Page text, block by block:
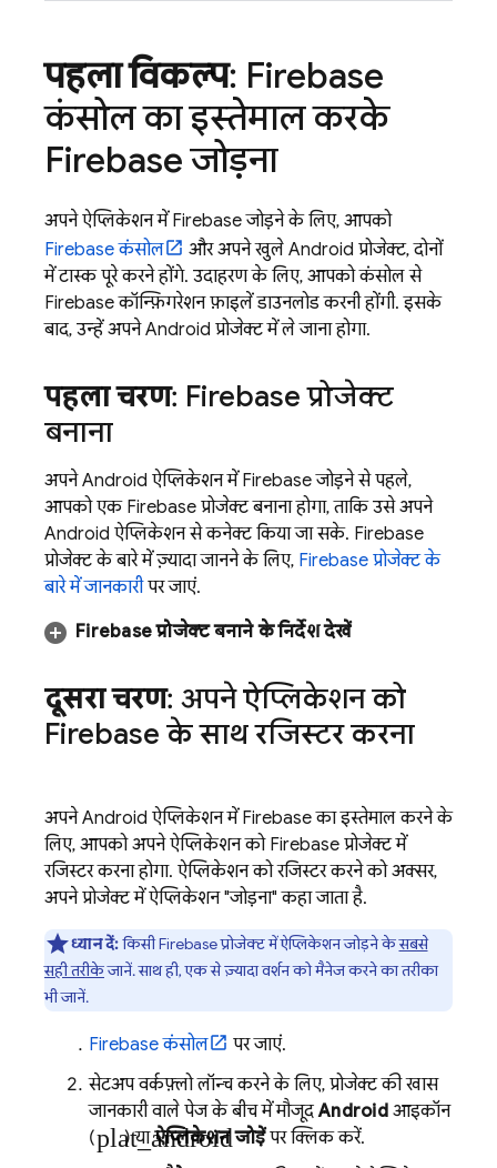
पहला विकल्प: Firebase
कंसोल का इस्तेमाल करके
Firebase जोड़ना
अपने ऐप्लिकेशन में Firebase जोड़ने के लिए, आपको
Firebaseकंसोल
और अपने खुले Android प्रोजेक्ट, दोनों
में टास्क पूरे करने होंगे. उदाहरण के लिए, आपको कंसोल से
Firebase कॉन्फ़िगरेशन फ़ाइलें डाउनलोड करनी होंगी. इसके
बाद, उन्हें अपने Android प्रोजेक्ट में ले जाना होगा.
पहला चरण: Firebase प्रोजेक्ट
बनाना
अपने Android ऐप्लिकेशन में Firebase जोड़ने से पहले,
आपको एक Firebase प्रोजेक्ट बनाना होगा, ताकि उसे अपने
Android ऐप्लिकेशन से कनेक्ट किया जा सके. Firebase
प्रोजेक्ट के बारे में ज़्यादा जानने के लिए, Firebase प्रोजेक्ट के
बारे में जानकारीपर जाएं.
Firebase प्रोजेक्ट बनाने के निर्देश देखें
दूसरा चरण: अपने ऐप्लिकेशन को
Firebase के साथ रजिस्टर करना
अपने Android ऐप्लिकेशन में Firebase का इस्तेमाल करने के
लिए, आपको अपने ऐप्लिकेशन को Firebase प्रोजेक्ट में
रजिस्टर करना होगा. ऐप्लिकेशन को रजिस्टर करने को अक्सर,
अपने प्रोजेक्ट में ऐप्लिकेशन "जोड़ना" कहा जाता है.
ध्यान दें:किसी Firebase प्रोजेक्ट में ऐप्लिकेशन जोड़ने केसबसे
सही तरीकेजानें. साथ ही, एक से ज़्यादा वर्शन को मैनेज करने का तरीका
भी जानें.
Firebaseकंसोल
पर जाएं.
सेटअप वर्कफ़्लो लॉन्च करने के लिए, प्रोजेक्ट की खास
जानकारी वाले पेज के बीच में मौजूदAndroidआइकॉन
(plat_android
) याऐप्लिकेशन जोड़ेंपर क्लिक करें.